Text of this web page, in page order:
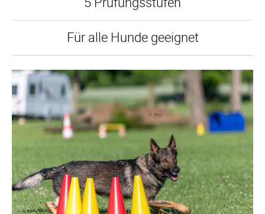
Für alle Hunde geeignet